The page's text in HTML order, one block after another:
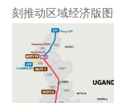
刻推动区域经济版